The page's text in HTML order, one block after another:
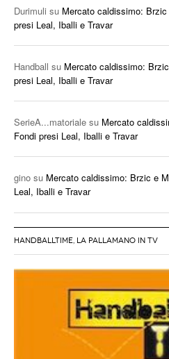
Durimuli su Mercato caldissimo:
presi Leal, Iballi e Travar
Handball su Mercato caldissimo:
presi Leal, Iballi e Travar
SerieA...matoriale su Mercato
Fondi presi Leal, Iballi e Travar
gino su Mercato caldissimo: Brzic e
Leal, Iballi e Travar
HANDBALLTIME, LA PALLAMANO IN TV